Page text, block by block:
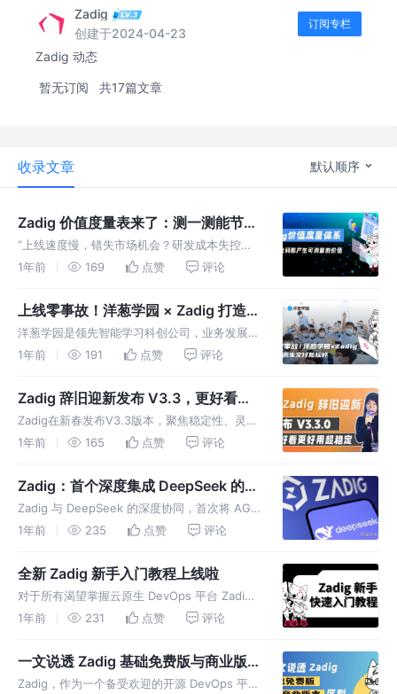
Zadig
创建于2024-04-23
订阅专栏
Zadig 动态
暂无订阅 共17篇文章
收录文章 默认顺序
Zadig 价值度量表来了：测一测能节省
多少钱
“上线速度慢，错失市场机会？研发成本失控，
ROI 越算越亏？客户总抱怨质量差，团队却疲于
衡量的商业回报。
1年前 169 点赞 评论
上线零事故！洋葱学园 × Zadig 打造云
原生交付新标杆
洋葱学园是领先智能学习科创公司，业务发展中
原有交付体系遇瓶颈。为解决上线流程系列痛
率显著提升，未来双方还将深化合作。
1年前 191 点赞 评论
Zadig 辞旧迎新发布 V3.3，更好看更
好用超稳定
Zadig在新春发布V3.3版本，聚焦稳定性、灵活
性、智能化升级10+项核心能力。免费开放多项
解读，速来了解！
1年前 165 点赞 评论
Zadig：首个深度集成 DeepSeek 的
DevOps 平台
Zadig 与 DeepSeek 的深度协同，首次将 AGI
技术注入 DevOps 全生命周期，推出「AI 效能
从经验驱动到智能决策的范式
1年前 235 点赞 评论
全新 Zadig 新手入门教程上线啦
对于所有渴望掌握云原生 DevOps 平台 Zadig
的新手朋友们，我们带来了一个全新的视频教
力！
1年前 231 点赞 评论
一文说透 Zadig 基础免费版与商业版
本区别
Zadig，作为一个备受欢迎的开源 DevOps 平